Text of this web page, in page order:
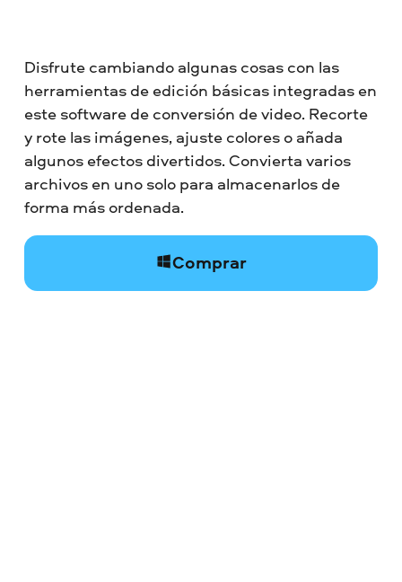
Disfrute cambiando algunas cosas con las
herramientas de edición básicas integradas en
este software de conversión de video. Recorte
y rote las imágenes, ajuste colores o añada
algunos efectos divertidos. Convierta varios
archivos en uno solo para almacenarlos de
forma más ordenada.
Comprar